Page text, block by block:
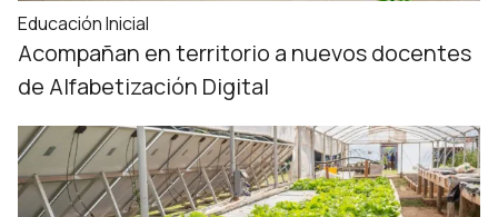
Educación Inicial
Acompañan en territorio a nuevos docentes
de Alfabetización Digital